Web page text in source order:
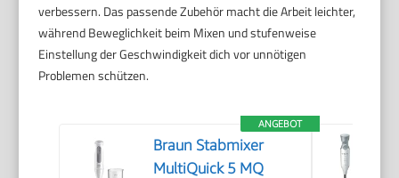
verbessern. Das passende Zubehör macht die Arbeit leichter,
während Beweglichkeit beim Mixen und stufenweise
Einstellung der Geschwindigkeit dich vor unnötigen
Problemen schützen.
ANGEBOT
Braun Stabmixer
MultiQuick 5 MQ